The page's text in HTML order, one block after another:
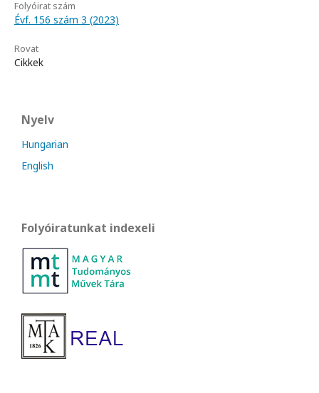
Folyóirat szám
Évf. 156 szám 3 (2023)
Rovat
Cikkek
Nyelv
Hungarian
English
Folyóiratunkat indexeli